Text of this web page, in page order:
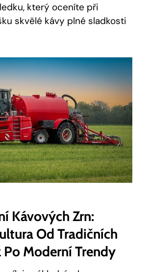
který oceníte při
skvělé kávy plné sladkosti
Kávových Zrn:
Od Tradičních
Moderní Trendy